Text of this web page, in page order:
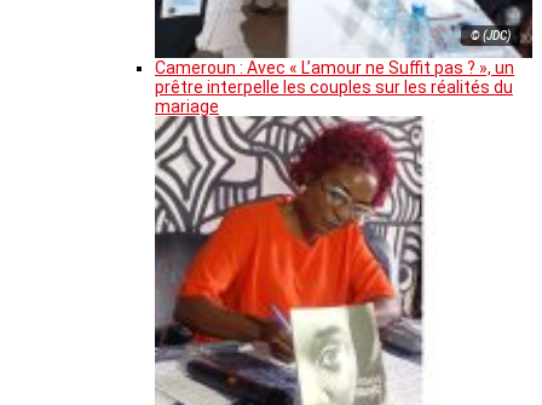
© (JDC)
Cameroun : Avec « L’amour ne Suffit pas ? », un
prêtre interpelle les couples sur les réalités du
mariage